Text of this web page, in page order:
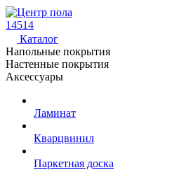
14514
Каталог
Напольные покрытия
Настенные покрытия
Аксессуары
Ламинат
Кварцвинил
Паркетная доска